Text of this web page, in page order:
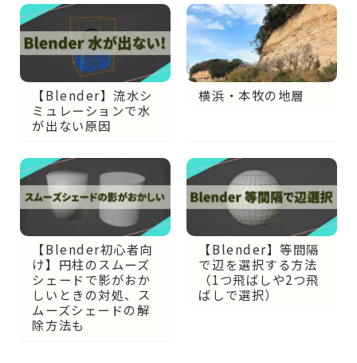
【Blender】流水シ
ミュレーションで水
が出ない原因
横浜・本牧の地層
【Blender初心者向
け】円柱のスムーズ
シェードで影がおか
しいときの対処、ス
ムーズシェードの解
除方法も
【Blender】等間隔
で辺を選択する方法
（1つ飛ばしや2つ飛
ばしで選択）